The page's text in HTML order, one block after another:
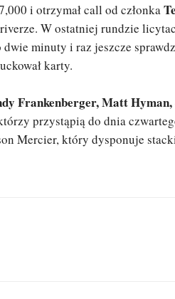
i otrzymał call od członka
W ostatniej rundzie
dwie minuty i raz jeszcze
karty.
Frankenberger, Matt Hyman,
przystąpią do dnia
Mercier, który dysponuje